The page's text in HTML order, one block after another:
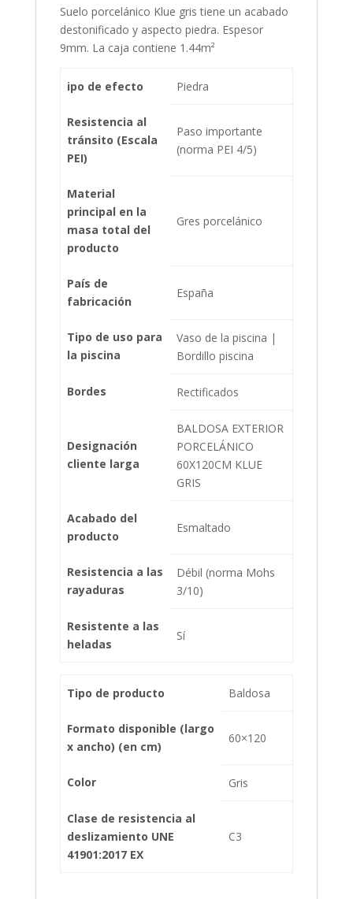
Suelo porcelánico Klue gris tiene un acabado
destonificado y aspecto piedra. Espesor
9mm. La caja contiene 1.44m²
ipo de efecto Piedra
Resistencia al
tránsito (Escala
PEI)
Paso importante
(norma PEI 4/5)
Material
principal en la
masa total del
producto
Gres porcelánico
País de
fabricación
España
Tipo de uso para
la piscina
Vaso de la piscina |
Bordillo piscina
Bordes Rectificados
Designación
cliente larga
BALDOSA EXTERIOR
PORCELÁNICO
60X120CM KLUE
GRIS
Acabado del
producto
Esmaltado
Resistencia a las
rayaduras
Débil (norma Mohs
3/10)
Resistente a las
heladas
Sí
Tipo de producto Baldosa
Formato disponible (largo
x ancho) (en cm)
60×120
Color Gris
Clase de resistencia al
deslizamiento UNE
41901:2017 EX
C3